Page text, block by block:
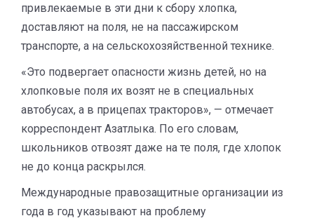
привлекаемые в эти дни к сбору хлопка,
доставляют на поля, не на пассажирском
транспорте, а на сельскохозяйственной технике.
«Это подвергает опасности жизнь детей, но на
хлопковые поля их возят не в специальных
автобусах, а в прицепах тракторов», — отмечает
корреспондент Азатлыка. По его словам,
школьников отвозят даже на те поля, где хлопок
не до конца раскрылся.
Международные правозащитные организации из
года в год указывают на проблему